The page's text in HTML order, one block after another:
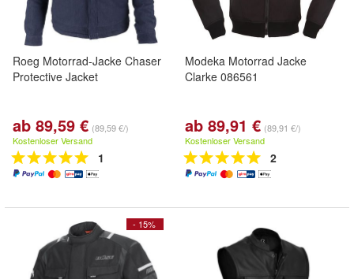
Roeg Motorrad-Jacke Chaser
Protective Jacket
ab 89,59 € (89,59 €/)
Kostenloser Versand
1
Modeka Motorrad Jacke
Clarke 086561
ab 89,91 € (89,91 €/)
Kostenloser Versand
2
- 15%